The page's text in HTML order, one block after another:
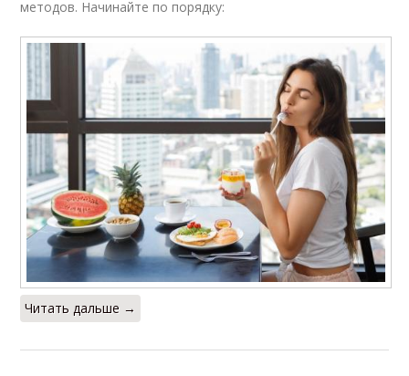
методов. Начинайте по порядку:
Читать дальше →